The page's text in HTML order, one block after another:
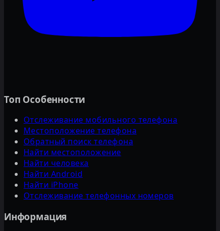
Топ Особенности
Отслеживание мобильного телефона
Местоположение телефона
Обратный поиск телефона
Найти местоположение
Найти человека
Найти Android
Найти iPhone
Отслеживание телефонных номеров
Информация